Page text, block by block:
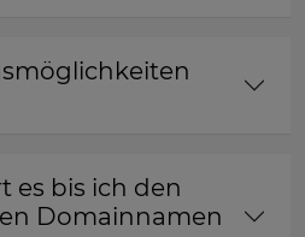
es bis ich den
Domainnamen